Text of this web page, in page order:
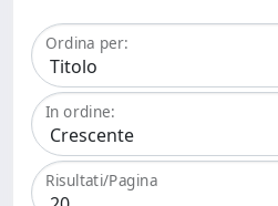
Ordina per:
In ordine:
Risultati/Pagina